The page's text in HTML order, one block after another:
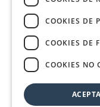
Con el apoyo
COOKIES DE
COOKIES DE
COOKIES NO